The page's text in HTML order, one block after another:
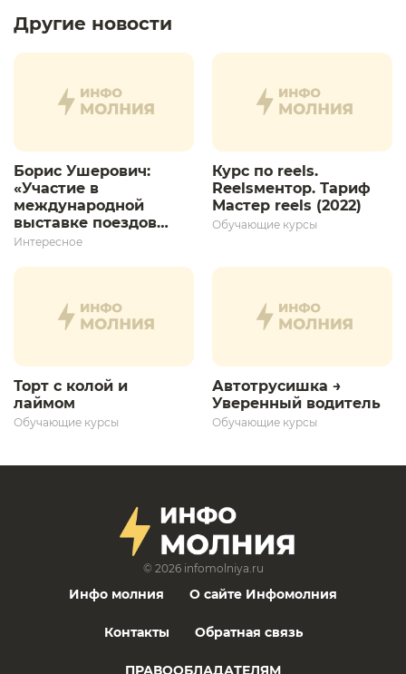
Другие новости
Борис Ушерович:
«Участие в
международной
выставке поездов
дает толчок для
развития»
Интересное
Курс по reels.
Reelsментор. Тариф
Мастер reels (2022)
Обучающие курсы
Торт с колой и
лаймом
Обучающие курсы
Автотрусишка →
Уверенный водитель​
Обучающие курсы
© 2026 infomolniya.ru
Инфо молния О сайте Инфомолния
Контакты Обратная связь
ПРАВООБЛАДАТЕЛЯМ